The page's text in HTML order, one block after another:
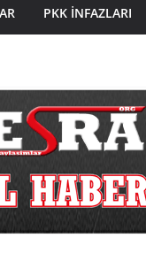
PKK İNFAZLARI